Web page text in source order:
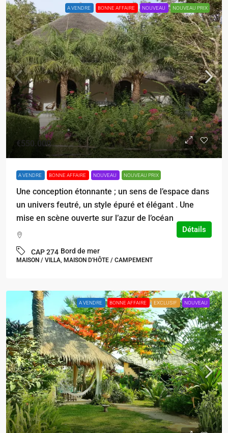
A VENDRE BONNE AFFAIRE NOUVEAU NOUVEAU PRIX
€550.000
A VENDRE BONNE AFFAIRE NOUVEAU NOUVEAU PRIX
Une conception étonnante ; un sens de l’espace dans
un univers feutré, un style épuré et élégant . Une
mise en scène ouverte sur l’azur de l’océan
CAP 274 Bord de mer
MAISON / VILLA, MAISON D'HÔTE / CAMPEMENT
Détails
A VENDRE BONNE AFFAIRE EXCLUSIF NOUVEAU